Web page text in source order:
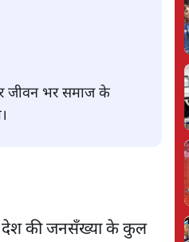
जीवन भर समाज के
देश की जनसँख्या के कुल